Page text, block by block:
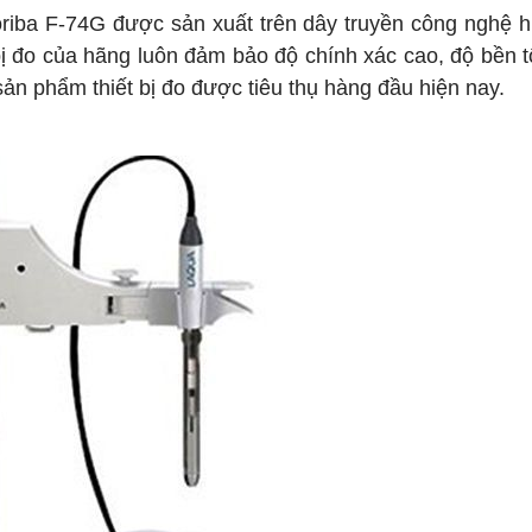
F-74G được sản xuất trên dây truyền công nghệ
của hãng luôn đảm bảo độ chính xác cao, độ bền
phẩm thiết bị đo được tiêu thụ hàng đầu hiện nay.